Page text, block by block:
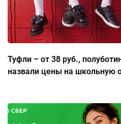
Туфли – от 38 руб.,
назвали цены на школьную